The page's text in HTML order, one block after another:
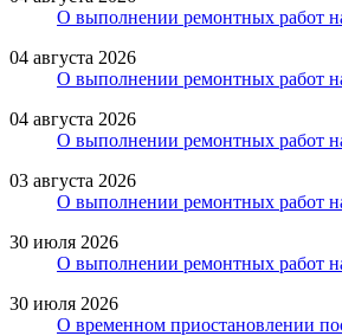
О выполнении ремонтных работ на
04 августа 2026
О выполнении ремонтных работ на
04 августа 2026
О выполнении ремонтных работ на
03 августа 2026
О выполнении ремонтных работ на
30 июля 2026
О выполнении ремонтных работ на
30 июля 2026
О временном приостановлении